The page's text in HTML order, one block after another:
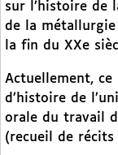
sur l’histoire de
de la
la fin du XXe
Actuellement,
d’histoire de
orale du travail
(recueil de récits